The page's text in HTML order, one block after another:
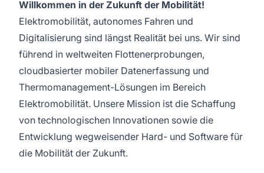
Willkommen in der Zukunft der Mobilität!
Elektromobilität, autonomes Fahren und
Digitalisierung sind längst Realität bei uns. Wir sind
führend in weltweiten Flottenerprobungen,
cloudbasierter mobiler Datenerfassung und
Thermomanagement-Lösungen im Bereich
Elektromobilität. Unsere Mission ist die Schaffung
von technologischen Innovationen sowie die
Entwicklung wegweisender Hard- und Software für
die Mobilität der Zukunft.